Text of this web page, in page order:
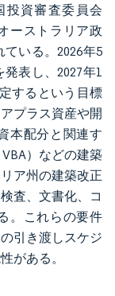
投資審査委員会
ーストラリア政
いる。2026年5
表し、2027年1
するという目標
プラス資産や開
本配分と関連す
）などの建築
ア州の建築改正
査、文書化、コ
。これらの要件
引き渡しスケジ
がある。